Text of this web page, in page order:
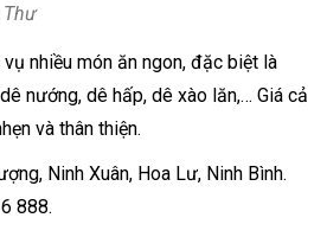
Thư
nhiều món ăn ngon, đặc biệt là
nướng, dê hấp, dê xào lăn,… Giá cả
và thân thiện.
Ninh Xuân, Hoa Lư, Ninh Bình.
888.